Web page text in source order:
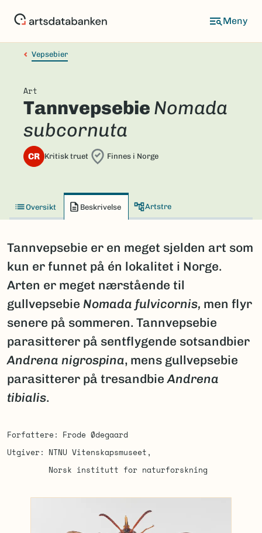
Vepsebier
Art
Tannvepsebie Nomada
subcornuta
CR Kritisk truet Finnes i Norge
Oversikt Beskrivelse Artstre
Tannvepsebie er en meget sjelden art som
kun er funnet på én lokalitet i Norge.
Arten er meget nærstående til
gullvepsebie Nomada fulvicornis, men flyr
senere på sommeren. Tannvepsebie
parasitterer på sentflygende sotsandbier
Andrena nigrospina, mens gullvepsebie
parasitterer på tresandbieAndrena
tibialis.
Forfattere
Frode Ødegaard
Utgiver
NTNU Vitenskapsmuseet
Norsk institutt for naturforskning